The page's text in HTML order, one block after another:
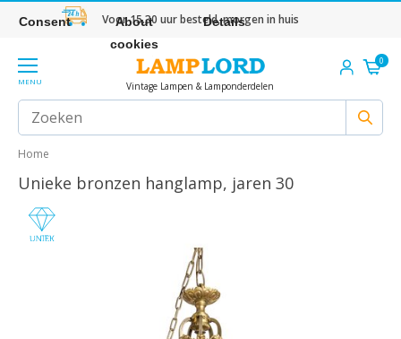
Voor 15.30 uur besteld, morgen in huis
MENU Vintage Lampen & Lamponderdelen
0
Home
Unieke bronzen hanglamp, jaren 30
Consent
About
cookies
Details